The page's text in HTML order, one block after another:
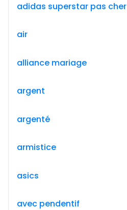
adidas superstar pas cher
air
alliance mariage
argent
argenté
armistice
asics
avec pendentif